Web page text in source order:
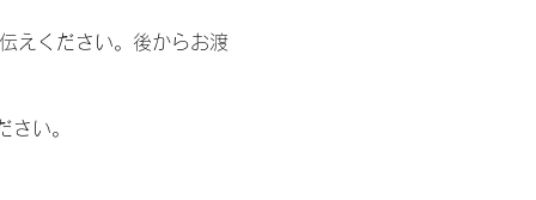
えください。後からお渡
い。